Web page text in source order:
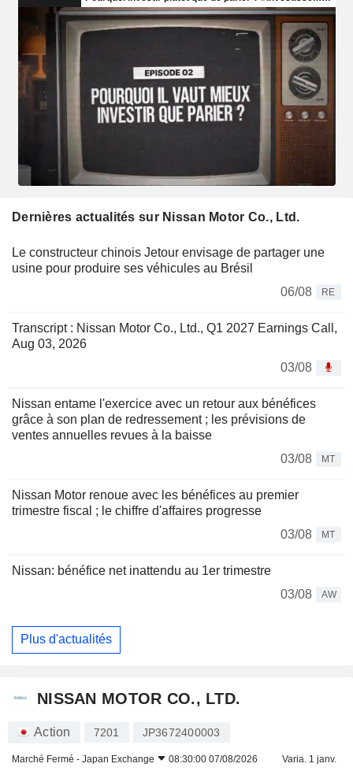
Dernières actualités sur Nissan Motor Co., Ltd.
Le constructeur chinois Jetour envisage de partager une
usine pour produire ses véhicules au Brésil
06/08
RE
Transcript : Nissan Motor Co., Ltd., Q1 2027 Earnings Call,
Aug 03, 2026
03/08
Nissan entame l'exercice avec un retour aux bénéfices
grâce à son plan de redressement ; les prévisions de
ventes annuelles revues à la baisse
03/08
MT
Nissan Motor renoue avec les bénéfices au premier
trimestre fiscal ; le chiffre d'affaires progresse
03/08
MT
Nissan: bénéfice net inattendu au 1er trimestre
03/08
AW
Plus d'actualités
NISSAN MOTOR CO., LTD.
Action 7201 JP3672400003
Marché Fermé - Japan Exchange 08:30:00 07/08/2026 Varia. 1 janv.